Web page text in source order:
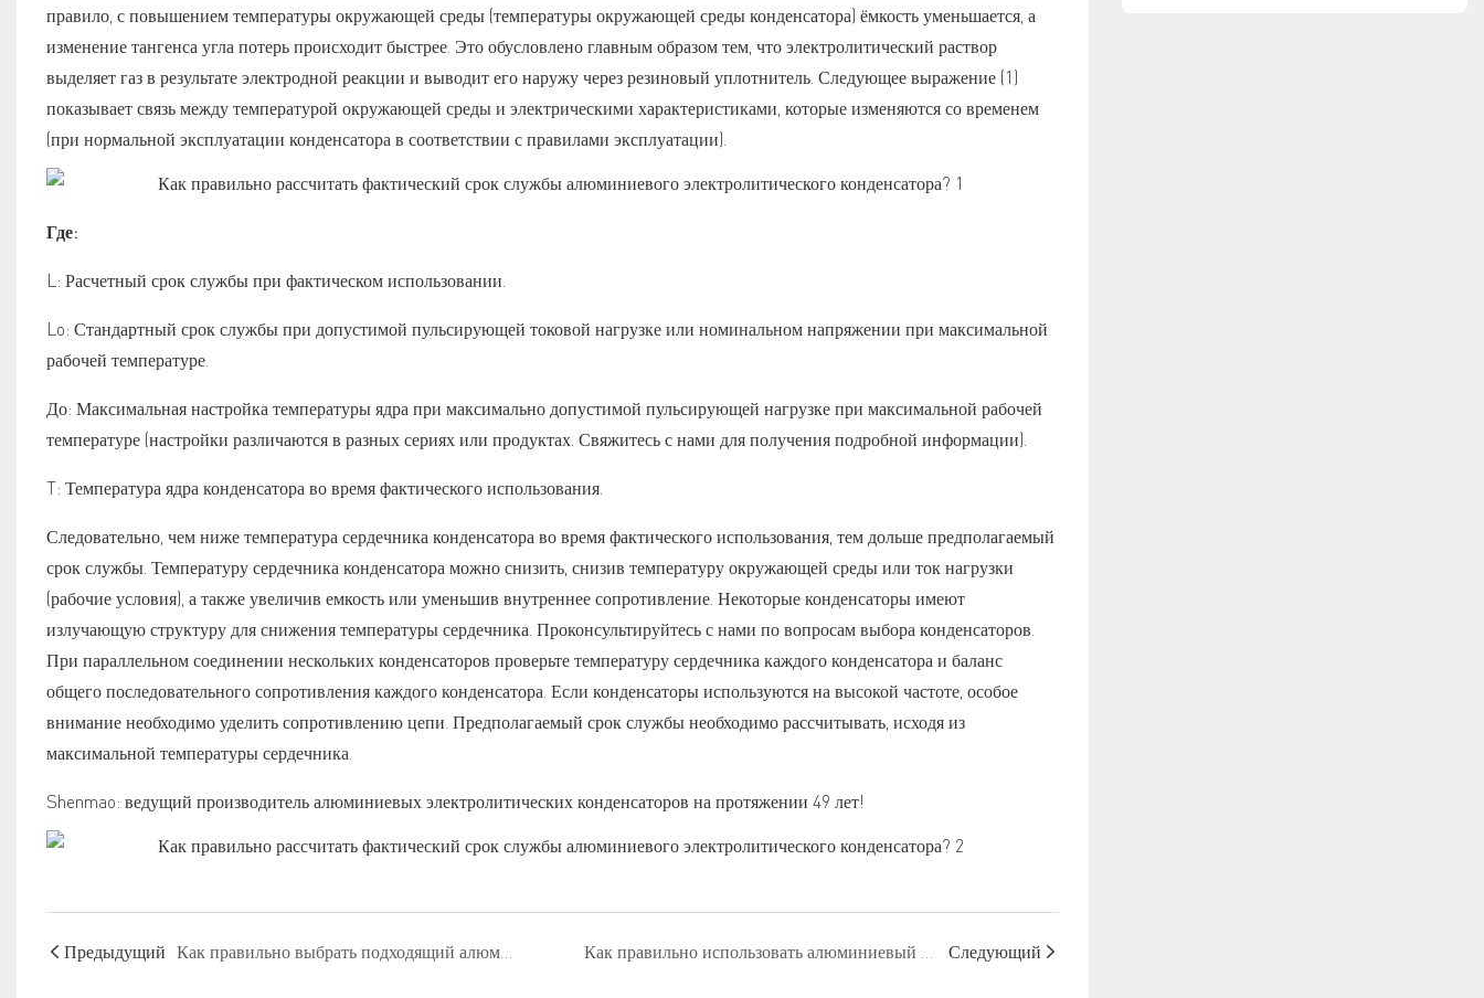
правило, с повышением температуры окружающей среды (температуры окружающей среды конденсатора) ёмкость уменьшается, а
изменение тангенса угла потерь происходит быстрее. Это обусловлено главным образом тем, что электролитический раствор
выделяет газ в результате электродной реакции и выводит его наружу через резиновый уплотнитель. Следующее выражение (1)
показывает связь между температурой окружающей среды и электрическими характеристиками, которые изменяются со временем
(при нормальной эксплуатации конденсатора в соответствии с правилами эксплуатации).
Где:
L: Расчетный срок службы при фактическом использовании.
Lo: Стандартный срок службы при допустимой пульсирующей токовой нагрузке или номинальном напряжении при максимальной
рабочей температуре.
До: Максимальная настройка температуры ядра при максимально допустимой пульсирующей нагрузке при максимальной рабочей
температуре (настройки различаются в разных сериях или продуктах. Свяжитесь с нами для получения подробной информации).
T: Температура ядра конденсатора во время фактического использования.
Следовательно, чем ниже температура сердечника конденсатора во время фактического использования, тем дольше предполагаемый
срок службы. Температуру сердечника конденсатора можно снизить, снизив температуру окружающей среды или ток нагрузки
(рабочие условия), а также увеличив емкость или уменьшив внутреннее сопротивление. Некоторые конденсаторы имеют
излучающую структуру для снижения температуры сердечника. Проконсультируйтесь с нами по вопросам выбора конденсаторов.
При параллельном соединении нескольких конденсаторов проверьте температуру сердечника каждого конденсатора и баланс
общего последовательного сопротивления каждого конденсатора. Если конденсаторы используются на высокой частоте, особое
внимание необходимо уделить сопротивлению цепи. Предполагаемый срок службы необходимо рассчитывать, исходя из
максимальной температуры сердечника.
Shenmao: ведущий производитель алюминиевых электролитических конденсаторов на протяжении 49 лет!
Предыдущий Как правильно выбрать подходящий алюминиевый электролитический конденсатор для конкретной области применения? Следующий